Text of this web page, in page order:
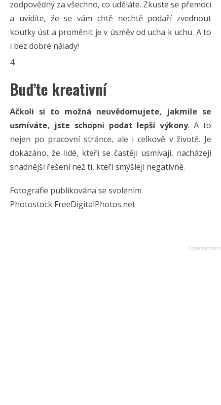
zodpovědný za všechno, co uděláte. Zkuste se přemoci
a uvidíte, že se vám chtě nechtě podaří zvednout
koutky úst a proměnit je v úsměv od ucha k uchu. A to
i bez dobré nálady!
Buďte kreativní
Ačkoli si to možná neuvědomujete, jakmile se
usmíváte, jste schopni podat lepší výkony. A to
nejen po pracovní stránce, ale i celkově v životě. Je
dokázáno, že lidé, kteří se častěji usmívají, nacházejí
snadnější řešení než ti, kteří smýšlejí negativně.
Fotografie publikována se svolením
Photostock FreeDigitalPhotos.net